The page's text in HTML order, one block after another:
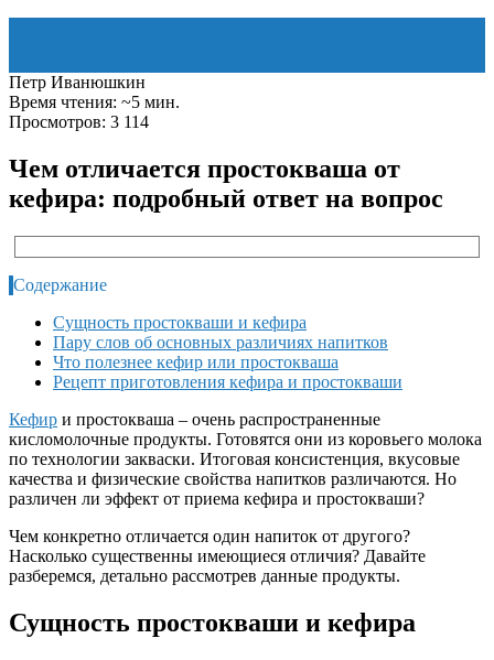
Петр Иванюшкин
Время чтения: ~5 мин.
Просмотров: 3 114
Чем отличается простокваша от
кефира: подробный ответ на вопрос
Содержание
Сущность простокваши и кефира
Пару слов об основных различиях напитков
Что полезнее кефир или простокваша
Рецепт приготовления кефира и простокваши
Кефир и простокваша – очень распространенные
кисломолочные продукты. Готовятся они из коровьего молока
по технологии закваски. Итоговая консистенция, вкусовые
качества и физические свойства напитков различаются. Но
различен ли эффект от приема кефира и простокваши?
Чем конкретно отличается один напиток от другого?
Насколько существенны имеющиеся отличия? Давайте
разберемся, детально рассмотрев данные продукты.
Сущность простокваши и кефира